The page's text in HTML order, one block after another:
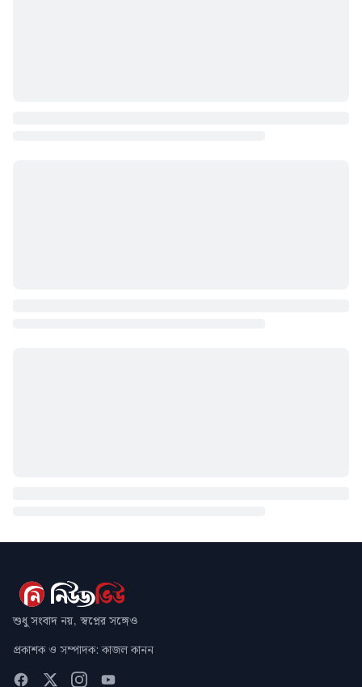
শুধু সংবাদ নয়, স্বপ্নের সঙ্গেও
প্রকাশক ও সম্পাদক: কাজল কানন